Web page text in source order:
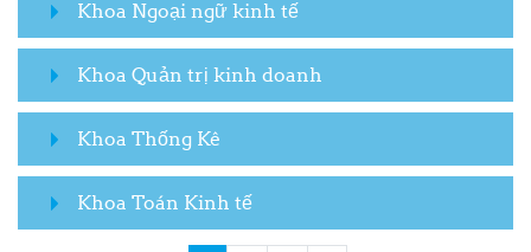
Khoa Ngoại ngữ kinh tế
Khoa Quản trị kinh doanh
Khoa Thống Kê
Khoa Toán Kinh tế